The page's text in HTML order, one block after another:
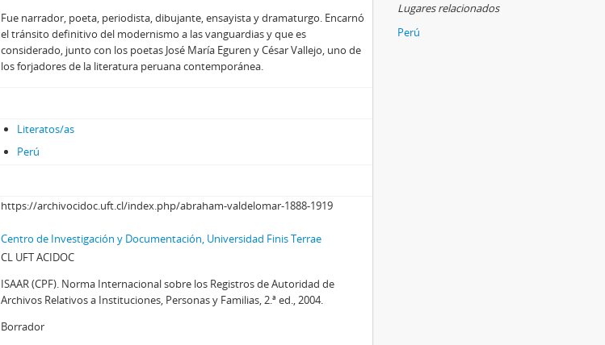
Fue narrador, poeta, periodista, dibujante, ensayista y dramaturgo. Encarnó
el tránsito definitivo del modernismo a las vanguardias y que es
considerado, junto con los poetas José María Eguren y César Vallejo, uno de
los forjadores de la literatura peruana contemporánea.
Literatos/as
Perú
https://archivocidoc.uft.cl/index.php/abraham-valdelomar-1888-1919
Centro de Investigación y Documentación, Universidad Finis Terrae
CL UFT ACIDOC
ISAAR (CPF). Norma Internacional sobre los Registros de Autoridad de
Archivos Relativos a Instituciones, Personas y Familias, 2.ª ed., 2004.
Borrador
Lugares relacionados
Perú